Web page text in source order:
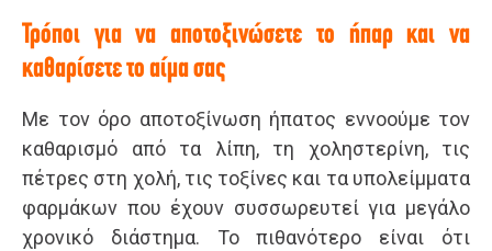
Τρόποι για να αποτοξινώσετε το ήπαρ και να
καθαρίσετε το αίμα σας
Με τον όρο αποτοξίνωση ήπατος εννοούμε τον
καθαρισμό από τα λίπη, τη χοληστερίνη, τις
πέτρες στη χολή, τις τοξίνες και τα υπολείμματα
φαρμάκων που έχουν συσσωρευτεί για μεγάλο
χρονικό διάστημα. Το πιθανότερο είναι ότι